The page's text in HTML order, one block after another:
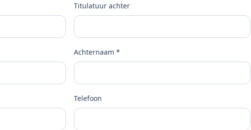
Titulatuur achter
Achternaam *
Telefoon